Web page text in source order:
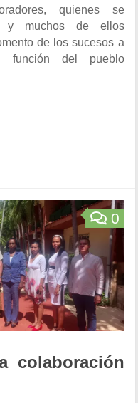
quienes se
y muchos de ellos
de los sucesos a
función del pueblo
0
colaboración